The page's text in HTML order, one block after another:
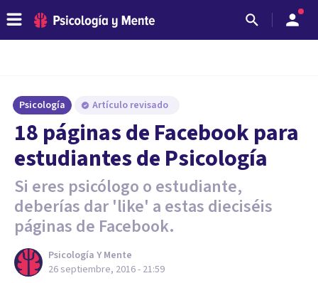
Psicología Artículo revisado
​18 páginas de Facebook para
estudiantes de Psicología
Si eres psicólogo o estudiante,
deberías dar 'like' a estas dieciséis
páginas de Facebook.
Psicología Y Mente
26 septiembre, 2016 - 21:59